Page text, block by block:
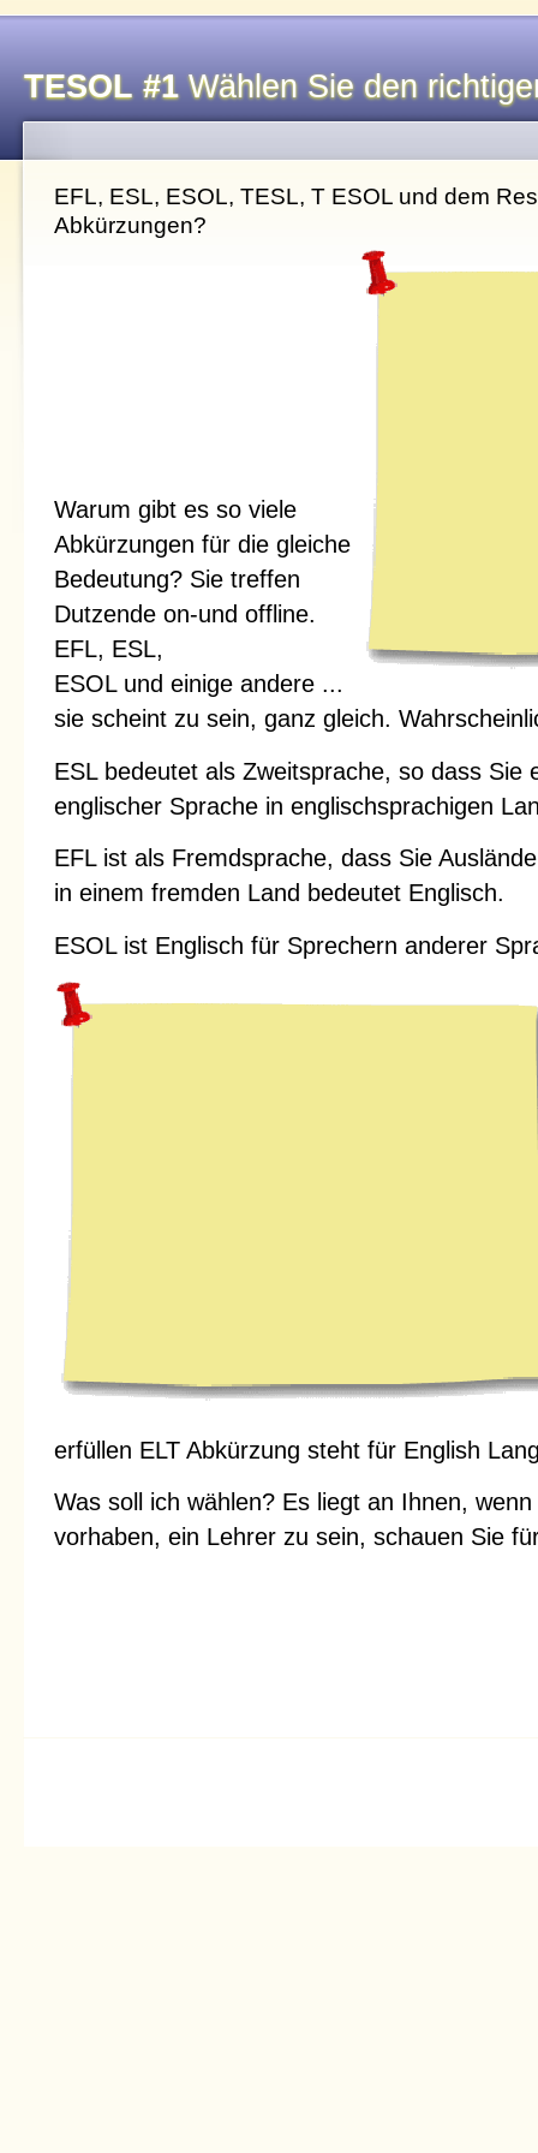
TESOL #1Wählen Sie den
EFL, ESL, ESOL, TESL, T ESOL und dem
Abkürzungen?
Warum gibt es so viele
Abkürzungen für die gleiche
Bedeutung? Sie treffen
Dutzende on-und offline.
EFL, ESL,
ESOL und einige andere ...
sie scheint zu sein, ganz gleich.
ESL bedeutet als Zweitsprache, so dass Sie
englischer Sprache in englischsprachigen
EFL ist als Fremdsprache, dass Sie
in einem fremden Land bedeutet Englisch.
ESOL ist Englisch für Sprechern anderer
erfüllen ELT Abkürzung steht für English
Was soll ich wählen? Es liegt an Ihnen,
vorhaben, ein Lehrer zu sein, schauen Sie